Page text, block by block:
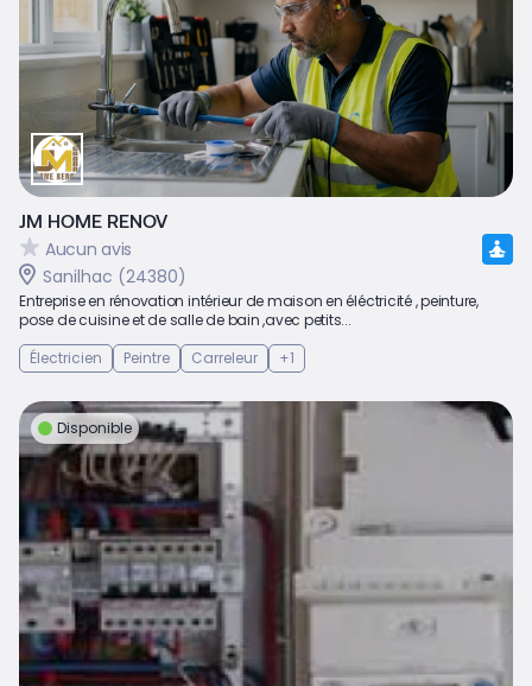
JM HOME RENOV
Aucun avis
Sanilhac (24380)
Entreprise en rénovation intérieur de maison en éléctricité , peinture,
pose de cuisine et de salle de bain ,avec petits...
Électricien
Peintre Carreleur +1
Disponible